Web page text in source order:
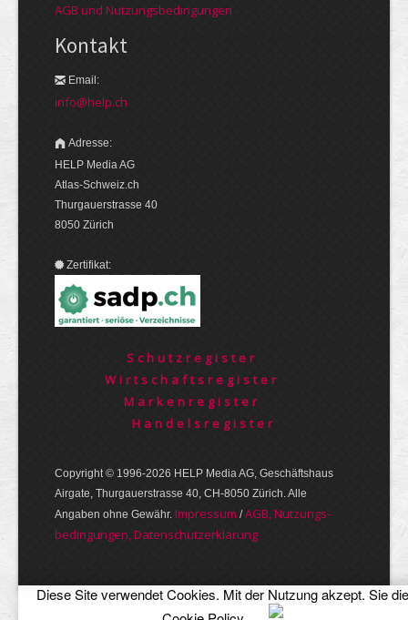
AGB und Nutzungsbedingungen
Kontakt
Email:
info@help.ch
Adresse:
HELP Media AG
Atlas-Schweiz.ch
Thurgauerstrasse 40
8050 Zürich
Zertifikat:
Schutzregister
Wirtschaftsregister
Markenregister
Handelsregister
Copyright © 1996-2026 HELP Media AG, Geschäftshaus
Airgate, Thurgauer­strasse 40, CH-8050 Zürich. Alle
Angaben ohne Gewähr. Im­pres­sum /AGB, Nut­zungs­
bedin­gungen, Daten­schutz­er­klärung
Diese Site verwendet Cookies. Mit der Nutzung akzept. Sie die